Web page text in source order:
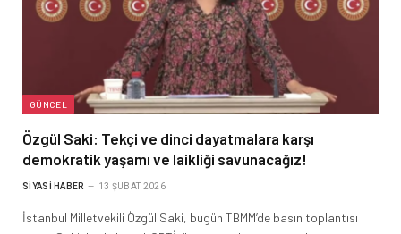
GÜNCEL
Özgül Saki: Tekçi ve dinci dayatmalara karşı
demokratik yaşamı ve laikliği savunacağız!
SIYASI HABER 13 ŞUBAT 2026
İstanbul Milletvekili Özgül Saki, bugün TBMM’de basın toplantısı